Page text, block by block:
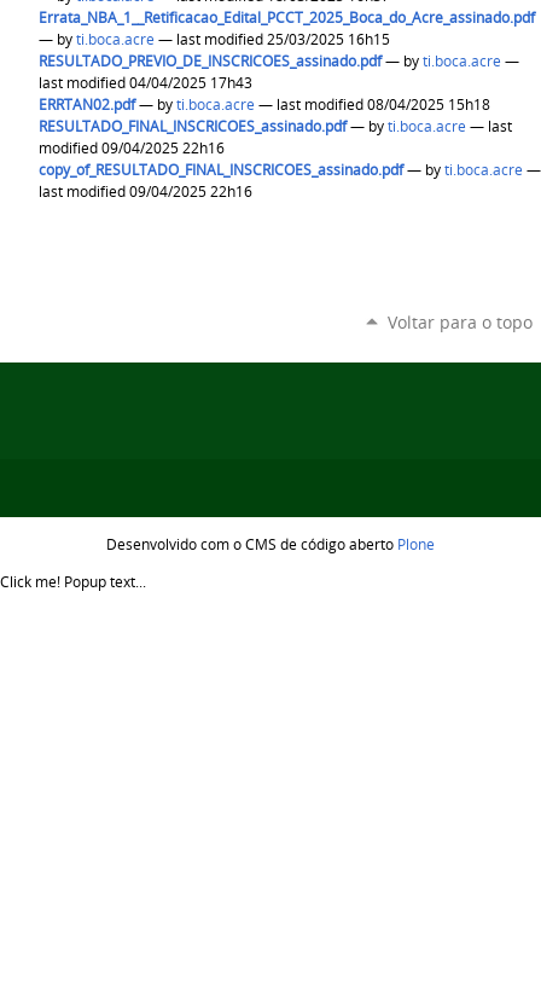
Errata_NBA_1__Retificacao_Edital_PCCT_2025_Boca_do_Acre_assinado.pdf
— byti.boca.acre
— last modified 25/03/2025 16h15
RESULTADO_PREVIO_DE_INSCRICOES_assinado.pdf— byti.boca.acre —
last modified 04/04/2025 17h43
ERRTAN02.pdf— byti.boca.acre
— last modified 08/04/2025 15h18
RESULTADO_FINAL_INSCRICOES_assinado.pdf— byti.boca.acre — last
modified 09/04/2025 22h16
copy_of_RESULTADO_FINAL_INSCRICOES_assinado.pdf— byti.boca.acre —
last modified 09/04/2025 22h16
Voltar para o topo
Desenvolvido com o CMS de código aberto Plone
Click me! Popup text...